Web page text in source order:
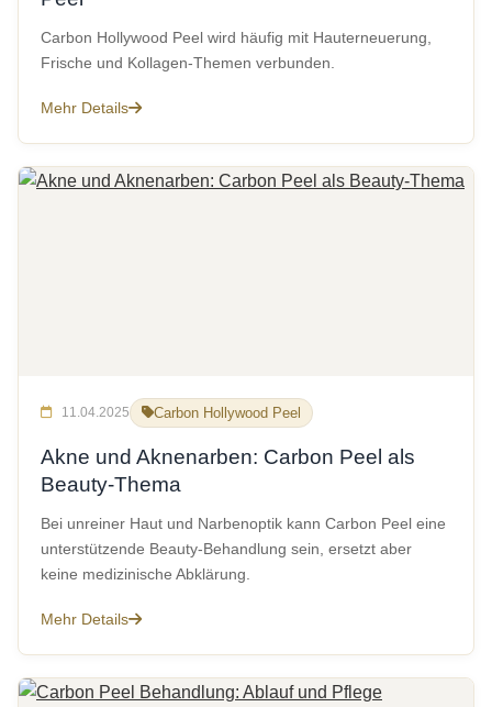
Carbon Hollywood Peel wird häufig mit Hauterneuerung,
Frische und Kollagen-Themen verbunden.
Mehr Details
11.04.2025 Carbon Hollywood Peel
Akne und Aknenarben: Carbon Peel als
Beauty-Thema
Bei unreiner Haut und Narbenoptik kann Carbon Peel eine
unterstützende Beauty-Behandlung sein, ersetzt aber
keine medizinische Abklärung.
Mehr Details